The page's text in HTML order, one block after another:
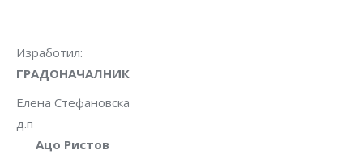
ГРАДОНАЧАЛНИК
Елена Стефановска
д.п
Ацо Ристов